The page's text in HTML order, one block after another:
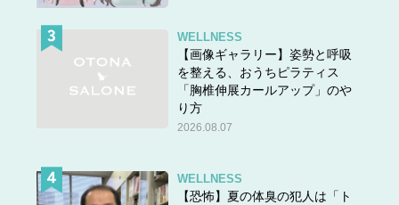
WELLNESS
【画像ギャラリー】姿勢と呼吸
を整える、おうちピラティス
「胸椎伸展カールアップ」のや
り方
2026.08.07
WELLNESS
【恐怖】夏の体臭の犯人は「ト